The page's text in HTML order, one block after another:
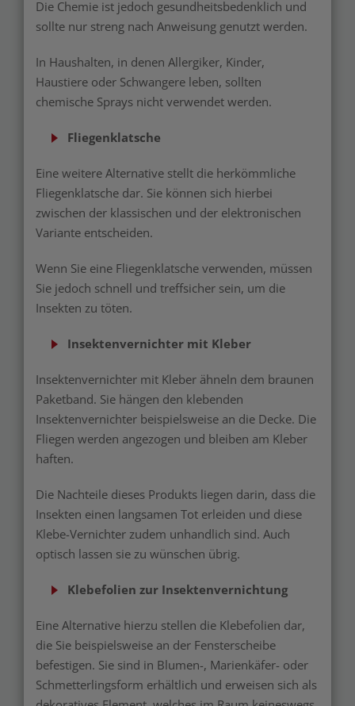
Die Chemie ist jedoch gesundheitsbedenklich und
sollte nur streng nach Anweisung genutzt werden.
In Haushalten, in denen Allergiker, Kinder,
Haustiere oder Schwangere leben, sollten
chemische Sprays nicht verwendet werden.
Fliegenklatsche
Eine weitere Alternative stellt die herkömmliche
Fliegenklatsche dar. Sie können sich hierbei
zwischen der klassischen und der elektronischen
Variante entscheiden.
Wenn Sie eine Fliegenklatsche verwenden, müssen
Sie jedoch schnell und treffsicher sein, um die
Insekten zu töten.
Insektenvernichter mit Kleber
Insektenvernichter mit Kleber ähneln dem braunen
Paketband. Sie hängen den klebenden
Insektenvernichter beispielsweise an die Decke. Die
Fliegen werden angezogen und bleiben am Kleber
haften.
Die Nachteile dieses Produkts liegen darin, dass die
Insekten einen langsamen Tot erleiden und diese
Klebe-Vernichter zudem unhandlich sind. Auch
optisch lassen sie zu wünschen übrig.
Klebefolien zur Insektenvernichtung
Eine Alternative hierzu stellen die Klebefolien dar,
die Sie beispielsweise an der Fensterscheibe
befestigen. Sie sind in Blumen-, Marienkäfer- oder
Schmetterlingsform erhältlich und erweisen sich als